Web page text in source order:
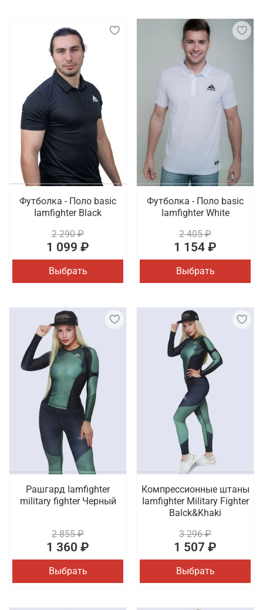
Футболка - Поло basic
Iamfighter Black
2 290 ₽
1 099 ₽
Выбрать
Футболка - Поло basic
Iamfighter White
2 405 ₽
1 154 ₽
Выбрать
Рашгард Iamfighter
military fighter Черный
2 855 ₽
1 360 ₽
Выбрать
Компрессионные штаны
Iamfighter Military Fighter
Balck&Khaki
3 296 ₽
1 507 ₽
Выбрать